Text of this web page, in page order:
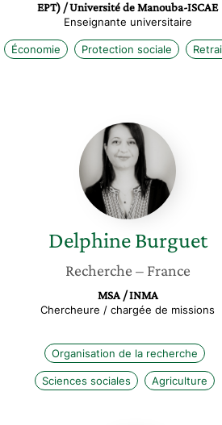
EPT) / Université de Manouba-ISCAE
Enseignante universitaire
Économie Protection sociale
Delphine
Burguet
Delphine Burguet
Recherche – France
MSA / INMA
Chercheure / chargée de missions
Organisation de la recherche
Sciences sociales Agriculture